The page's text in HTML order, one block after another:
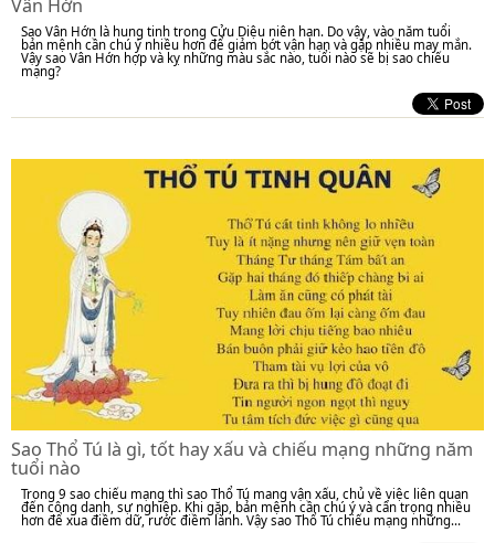
Vân Hớn
Sao Vân Hớn là hung tinh trong Cửu Diệu niên hạn. Do vậy, vào năm tuổi
bản mệnh cần chú ý nhiều hơn để giảm bớt vận hạn và gặp nhiều may mắn.
Vậy sao Vân Hớn hợp và kỵ những màu sắc nào, tuổi nào sẽ bị sao chiếu
mạng?
Sao Thổ Tú là gì, tốt hay xấu và chiếu mạng những năm
tuổi nào
Trong 9 sao chiếu mạng thì sao Thổ Tú mang vận xấu, chủ về việc liên quan
đến công danh, sự nghiệp. Khi gặp, bản mệnh cần chú ý và cẩn trọng nhiều
hơn để xua điềm dữ, rước điềm lành. Vậy sao Thổ Tú chiếu mạng những...